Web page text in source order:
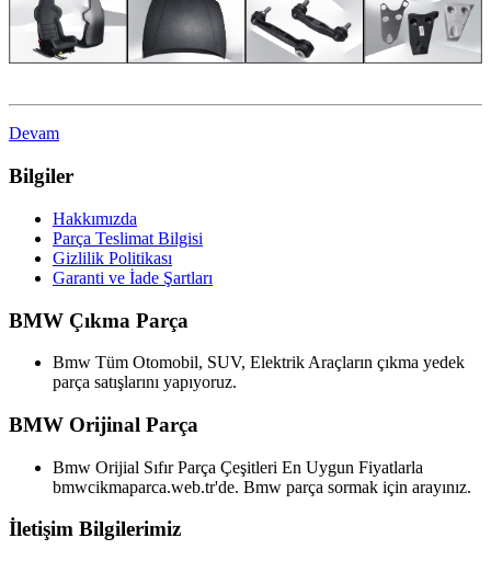
Devam
Bilgiler
Hakkımızda
Parça Teslimat Bilgisi
Gizlilik Politikası
Garanti ve İade Şartları
BMW Çıkma Parça
Bmw Tüm Otomobil, SUV, Elektrik Araçların çıkma yedek
parça satışlarını yapıyoruz.
BMW Orijinal Parça
Bmw Orijial Sıfır Parça Çeşitleri En Uygun Fiyatlarla
bmwcikmaparca.web.tr'de. Bmw parça sormak için arayınız.
İletişim Bilgilerimiz